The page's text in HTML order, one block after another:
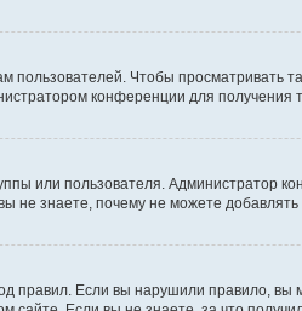
Чтобы просматривать
конференции для получения
или пользователя. Администратор
не знаете, почему не можете
правил. Если вы нарушили правило,